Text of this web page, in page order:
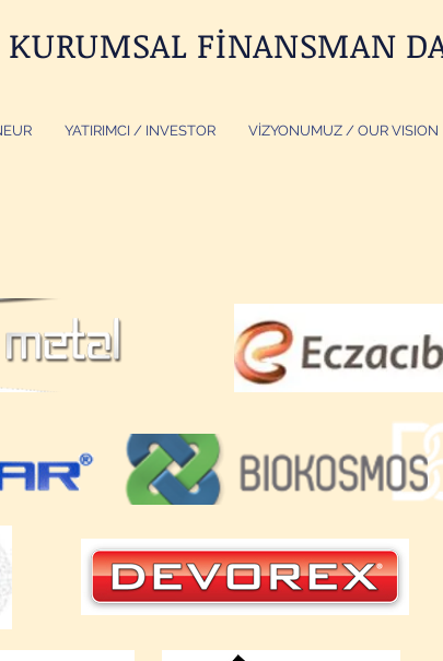
KURUMSAL FİNANSMAN
YATIRIMCI / INVESTOR VİZYONUMUZ / OUR VISION